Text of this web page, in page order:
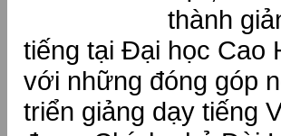
thành
tiếng tại Đại học Cao
với những đóng góp
triển giảng dạy tiếng